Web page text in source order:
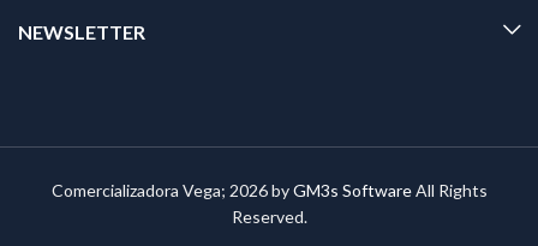
NEWSLETTER
Comercializadora Vega; 2026 byGM3s SoftwareAll Rights
Reserved.